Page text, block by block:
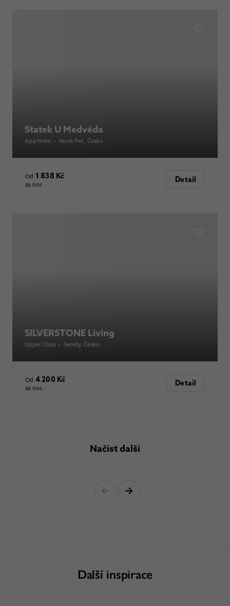
Statek U Medvěda
Apartmán • Nová Pec, Česko
Od 1 838 Kč
za noc
Detail
SILVERSTONE Living
Upper Class • Semily, Česko
Od 4 200 Kč
za noc
Detail
Načíst další
Další inspirace